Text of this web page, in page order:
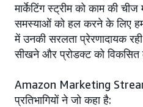
मार्केटिंग स्ट्रीम को काम की
समस्याओं को हल करने के लिए
में उनकी सरलता प्रेरणादायक
सीखने और प्रोडक्ट को विकसित
Amazon Marketing
प्रतिभागियों ने जो कहा है: